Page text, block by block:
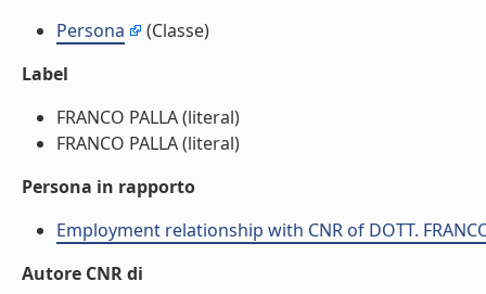
Persona
(Classe)
Label
FRANCO PALLA (literal)
FRANCO PALLA (literal)
Persona in rapporto
Employment relationship with CNR of DOTT.
Autore CNR di